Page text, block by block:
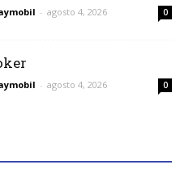
- agosto 4, 2026 0
- agosto 4, 2026 0